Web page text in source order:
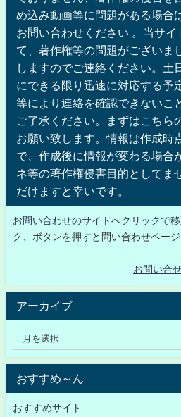
め込み動画等に問題がある場合
お問い合わせください 。当サイ
て、著作権等の問題がございま
しますのでご連絡ください。土
にできる限り迅速に対応する予
等により連絡を確認できないこ
ご了承ください。まずはこちら
お願い致します。情報は作成時
で、作成後に情報が変わる場合
ネ等の著作権侵害目的としてま
だけますと幸いです。
お問い合わせのサイトへクリックで
ク、ボタンを押すと問い合わせペー
お問い合
アーカイブ
おすすめ～ん
おすすめサイト